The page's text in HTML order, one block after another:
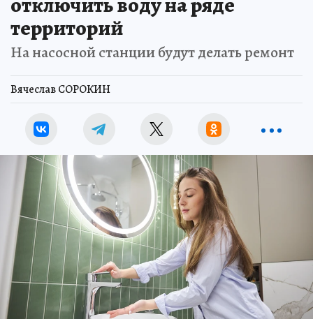
территорий
На насосной станции будут делать ремонт
Вячеслав СОРОКИН